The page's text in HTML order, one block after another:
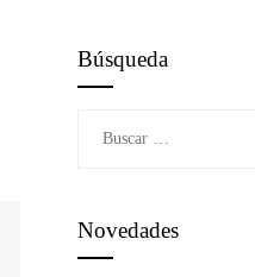
Búsqueda
Novedades